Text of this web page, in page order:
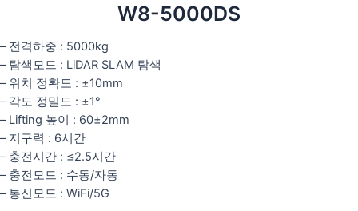
W8-5000DS
– 전격하중 : 5000kg
– 탐색모드 : LiDAR SLAM 탐색
– 위치 정확도 : ±10mm
– 각도 정밀도 : ±1°
– Lifting 높이 : 60±2mm
– 지구력 : 6시간
– 충전시간 : ≤2.5시간
– 충전모드 : 수동/자동
– 통신모드 : WiFi/5G